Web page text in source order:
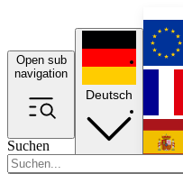
Open sub
navigation
Suchen
Deutsch